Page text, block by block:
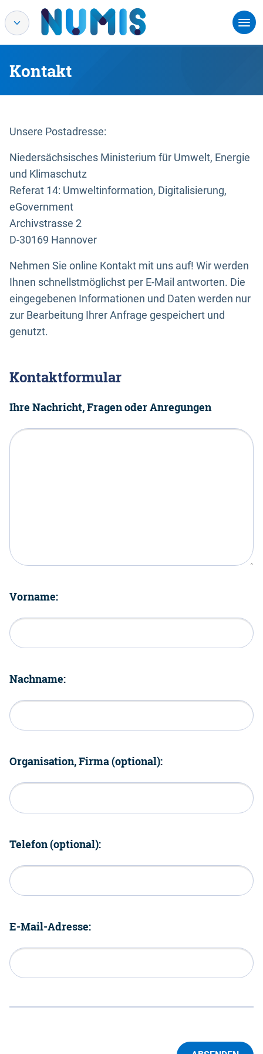
Kontakt
Unsere Postadresse:
Niedersächsisches Ministerium für Umwelt, Energie
und Klimaschutz
Referat 14: Umweltinformation, Digitalisierung,
eGovernment
Archivstrasse 2
D-30169 Hannover
Nehmen Sie online Kontakt mit uns auf! Wir werden
Ihnen schnellstmöglichst per E-Mail antworten. Die
eingegebenen Informationen und Daten werden nur
zur Bearbeitung Ihrer Anfrage gespeichert und
genutzt.
Kontaktformular
Ihre Nachricht, Fragen oder Anregungen
Vorname:
Nachname:
Organisation, Firma (optional):
Telefon (optional):
E-Mail-Adresse: